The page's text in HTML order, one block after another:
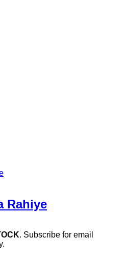
Rahiye
. Subscribe for email